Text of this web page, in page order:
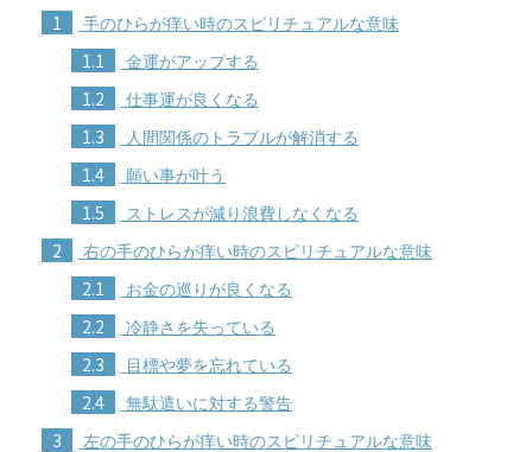
1 手のひらが痒い時のスピリチュアルな意味
1.1 金運がアップする
1.2 仕事運が良くなる
1.3 人間関係のトラブルが解消する
1.4 願い事が叶う
1.5 ストレスが減り浪費しなくなる
2 右の手のひらが痒い時のスピリチュアルな意味
2.1 お金の巡りが良くなる
2.2 冷静さを失っている
2.3 目標や夢を忘れている
2.4 無駄遣いに対する警告
3 左の手のひらが痒い時のスピリチュアルな意味